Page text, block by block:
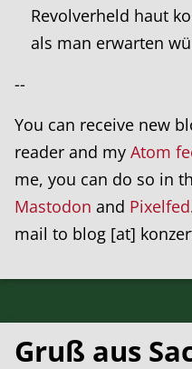
Revolverheld haut
als man erwarten
--
You can receive new
reader and my Atom
me, you can do so in
Mastodon and Pixelfed
mail to blog [at]
Gruß aus